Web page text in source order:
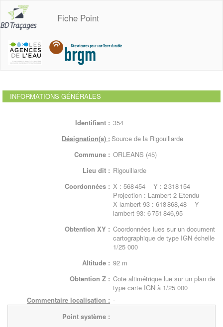
Fiche Point
INFORMATIONS GÉNÉRALES
Identifiant : 354
Désignation(s) : Source de la Rigouillarde
Commune : ORLEANS (45)
Lieu dit : Rigouillarde
Coordonnées : X : 568 454 Y : 2 318 154
Projection : Lambert 2 Etendu
X lambert 93 : 618 868,48 Y
lambert 93: 6 751 846,95
Obtention XY : Coordonnées lues sur un document
cartographique de type IGN échelle
1/25 000
Altitude : 92 m
Obtention Z : Cote altimétrique lue sur un plan de
type carte IGN à 1/25 000
Commentaire localisation : -
Point système :